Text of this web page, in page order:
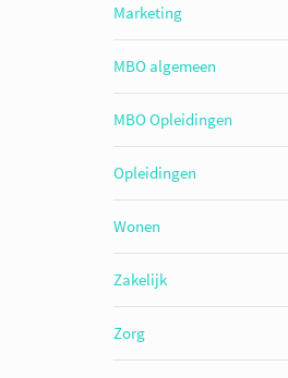
Marketing
MBO algemeen
MBO Opleidingen
Opleidingen
Wonen
Zakelijk
Zorg